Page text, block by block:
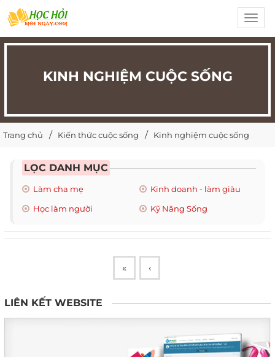
KINH NGHIỆM CUỘC SỐNG
Trang chủ Kiến thức cuộc sống Kinh nghiệm cuộc sống
LỌC DANH MỤC
Làm cha mẹ
Kinh doanh - làm giàu
Học làm người
Kỹ Năng Sống
« ‹
LIÊN KẾT WEBSITE